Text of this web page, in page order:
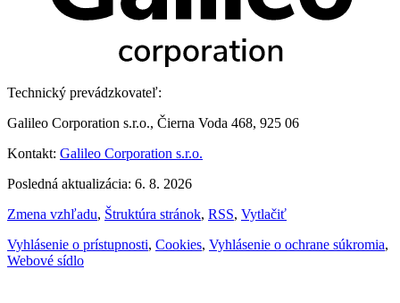
Technický prevádzkovateľ:
Galileo Corporation s.r.o., Čierna Voda 468, 925 06
Kontakt: Galileo Corporation s.r.o.
Posledná aktualizácia: 6. 8. 2026
Zmena vzhľadu, Štruktúra stránok, RSS, Vytlačiť
Vyhlásenie o prístupnosti, Cookies, Vyhlásenie o ochrane súkromia,
Webové sídlo